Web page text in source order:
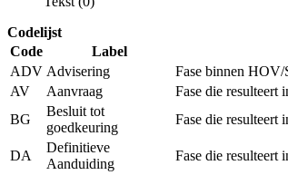
Codelijst
Code
Label
ADV Advisering
Fase binnen HOV/
AV
Aanvraag
Fase die resulteert
BG
Besluit tot
goedkeuring
Fase die resulteert
DA
Definitieve
Aanduiding
Fase die resulteert